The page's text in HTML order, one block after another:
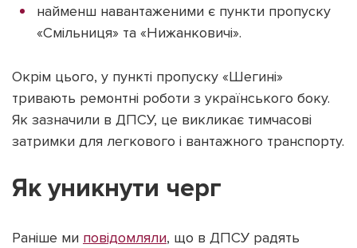
найменш навантаженими є пункти пропуску
«Смільниця» та «Нижанковичі».
Окрім цього, у пункті пропуску «Шегині»
тривають ремонтні роботи з українського боку.
Як зазначили в ДПСУ, це викликає тимчасові
затримки для легкового і вантажного транспорту.
Як уникнути черг
Раніше ми повідомляли, що в ДПСУ радять